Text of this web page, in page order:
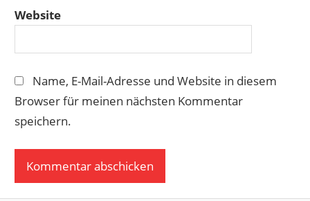
Website
Name, E-Mail-Adresse und Website in diesem
Browser für meinen nächsten Kommentar
speichern.